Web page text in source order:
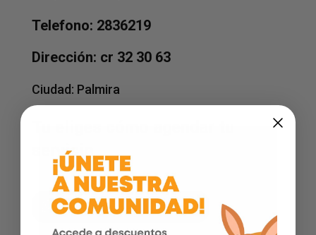
Telefono: 2836219
Dirección: cr 32 30 63
Ciudad: Palmira
servicio
Agenda por WhatsApp